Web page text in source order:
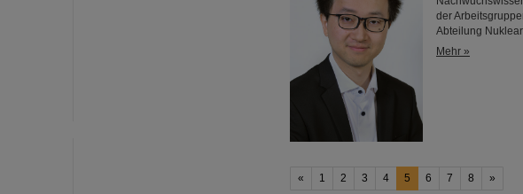
der
Abteilung
Mehr »
« 1 2 3 4 5 6 7 8 »